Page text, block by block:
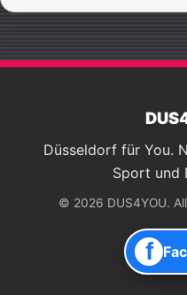
Düsseldorf für You.
Sport und
© 2026 DUS4YOU.
f